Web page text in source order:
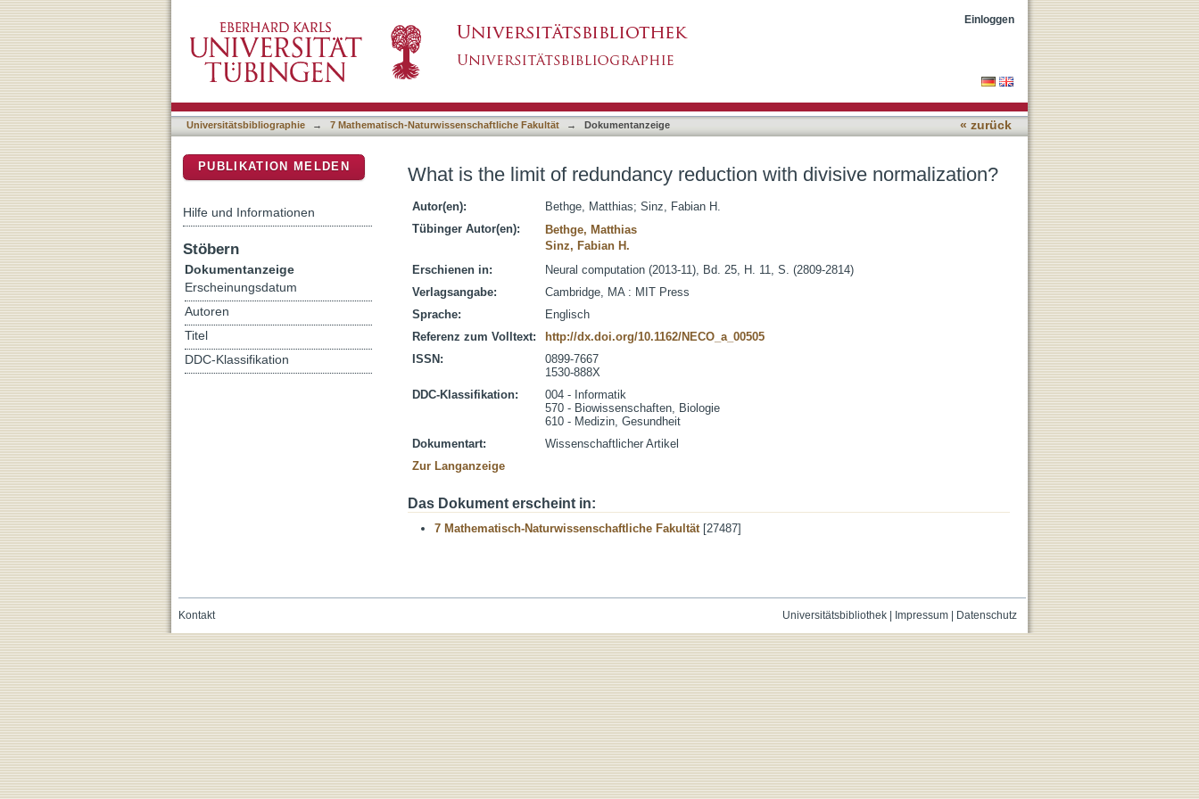
Einloggen
Universitätsbibliographie → 7 Mathematisch-Naturwissenschaftliche Fakultät → Dokumentanzeige « zurück
What is the limit of redundancy reduction with divisive normalization?
Autor(en): Bethge, Matthias; Sinz, Fabian H.
Tübinger Autor(en):
Bethge, Matthias
Sinz, Fabian H.
Erschienen in:
Neural computation (2013-11), Bd. 25, H. 11, S. (2809-2814)
Verlagsangabe:
Cambridge, MA : MIT Press
Sprache:
Englisch
Referenz zum Volltext:
http://dx.doi.org/10.1162/NECO_a_00505
ISSN:
0899-7667
1530-888X
DDC-Klassifikation:
004 - Informatik
570 - Biowissenschaften, Biologie
610 - Medizin, Gesundheit
Dokumentart:
Wissenschaftlicher Artikel
Zur Langanzeige
Das Dokument erscheint in:
7 Mathematisch-Naturwissenschaftliche Fakultät[27487]
PUBLIKATION MELDEN
Hilfe und Informationen
Stöbern
Dokumentanzeige
Erscheinungsdatum
Autoren
Titel
DDC-Klassifikation
Universitätsbibliothek| Impressum| Datenschutz
Kontakt